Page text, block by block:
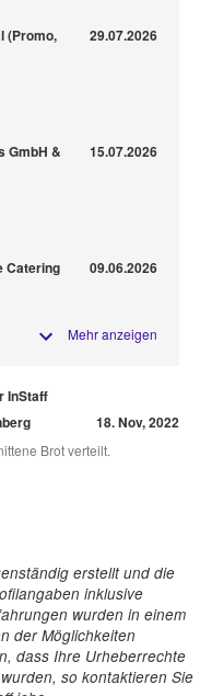
(Promo,
29.07.2026
GmbH &
15.07.2026
Catering
09.06.2026
Mehr anzeigen
InStaff
18. Nov, 2022
Brot verteilt.
erstellt und die
inklusive
wurden in einem
der Möglichkeiten
dass Ihre Urheberrechte
so kontaktieren Sie